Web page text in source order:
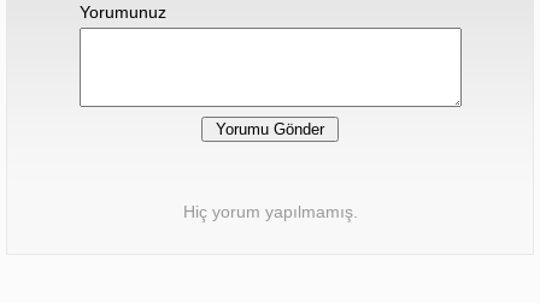
Yorumunuz
Hiç yorum yapılmamış.